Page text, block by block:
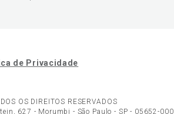
de Privacidade
OS DIREITOS RESERVADOS
627 - Morumbi - São Paulo - SP - 05652-000